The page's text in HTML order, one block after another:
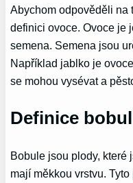
Abychom odpověděli na
definici ovoce. Ovoce je
semena. Semena jsou
Například jablko je
se mohou vysévat a
Definice
Bobule jsou plody, které
mají měkkou vrstvu.